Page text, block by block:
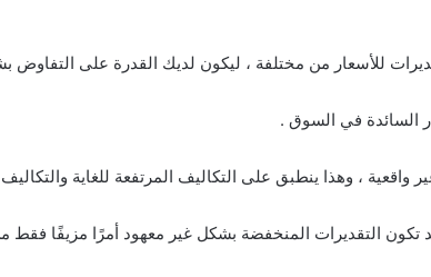
السائدة في السوق .
واقعية ، وهذا ينطبق على التكاليف المرتفعة للغاية
تكون التقديرات المنخفضة بشكل غير معهود أمرًا مزيفًا